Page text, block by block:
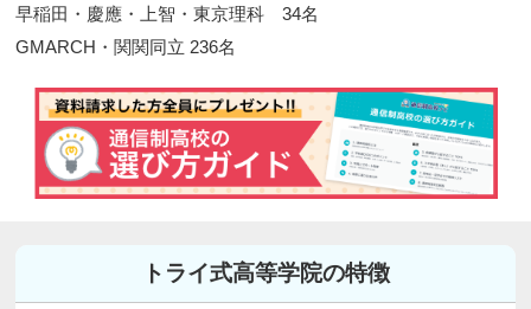
早稲田・慶應・上智・東京理科 34名
GMARCH・関関同立 236名​
トライ式高等学院の特徴